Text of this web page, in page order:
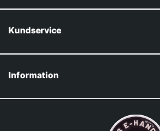
Kundservice
Information